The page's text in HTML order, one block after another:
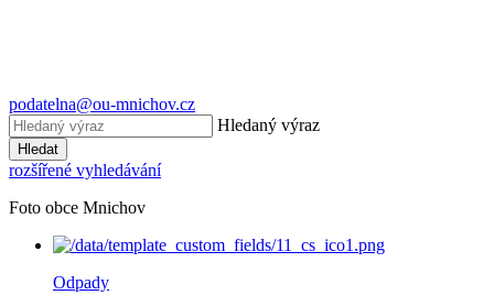
podatelna@ou-mnichov.cz
Hledaný výraz
Hledat
rozšířené vyhledávání
Foto obce Mnichov
Odpady